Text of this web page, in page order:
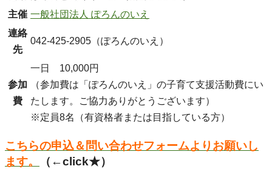
主催 一般社団法人 ぽろんのいえ
連絡
先
042-425-2905（ぽろんのいえ）
参加
費
一日 10,000円
（参加費は「ぽろんのいえ」の子育て支援活動費にい
たします。ご協力ありがとうございます）
※定員8名（有資格者または目指している方）
こちらの申込＆問い合わせフォームよりお願いし
ます。
（←click★）